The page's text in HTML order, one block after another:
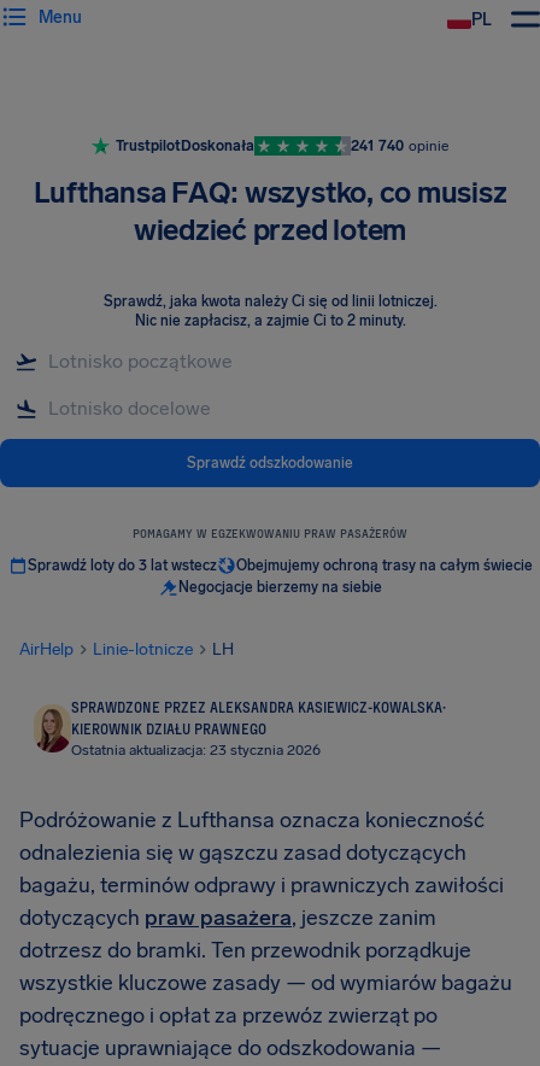
PL
Menu
TrustpilotDoskonała 241 740 opinie
Lufthansa FAQ: wszystko, co musisz
wiedzieć przed lotem
Sprawdź, jaka kwota należy Ci się od linii lotniczej.
Nic nie zapłacisz, a zajmie Ci to 2 minuty.
Sprawdź odszkodowanie
POMAGAMY W EGZEKWOWANIU PRAW PASAŻERÓW
Sprawdź loty do 3 lat wstecz
Obejmujemy ochroną trasy na całym świecie
Negocjacje bierzemy na siebie
AirHelp Linie-lotnicze LH
SPRAWDZONE PRZEZ ALEKSANDRA KASIEWICZ-KOWALSKA·
KIEROWNIK DZIAŁU PRAWNEGO
Ostatnia aktualizacja: 23 stycznia 2026
Podróżowanie z Lufthansa oznacza konieczność
odnalezienia się w gąszczu zasad dotyczących
bagażu, terminów odprawy i prawniczych zawiłości
dotyczących praw pasażera, jeszcze zanim
dotrzesz do bramki. Ten przewodnik porządkuje
wszystkie kluczowe zasady — od wymiarów bagażu
podręcznego i opłat za przewóz zwierząt po
sytuacje uprawniające do odszkodowania —